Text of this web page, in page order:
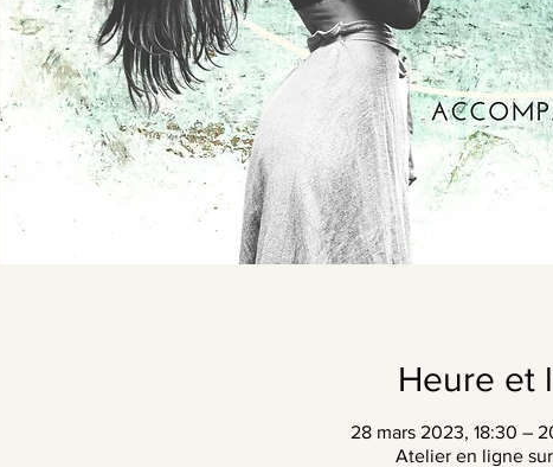
Heure et
28 mars 2023, 18:30 –
Atelier en ligne